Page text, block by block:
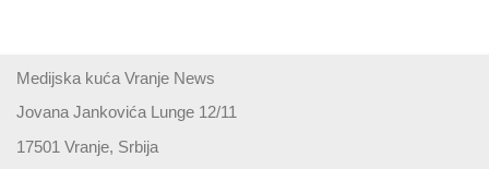
Medijska kuća Vranje News
Jovana Jankovića Lunge 12/11
17501 Vranje, Srbija